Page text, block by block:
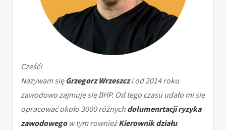
Cześć!
Nazywam sięGrzegorz Wrzeszczi od 2014 roku
zawodowo zajmuję się BHP. Od tego czasu udało mi się
opracować około 3000 różnych dolumenrtacji ryzyka
zawodowegow tym rownieżKierownik działu